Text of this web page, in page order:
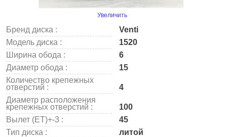
Увеличить
Бренд диска :
Venti
Модель диска :
1520
Ширина обода :
6
Диаметр обода :
15
Количество крепежных
отверстий :
4
Диаметр расположения
крепежных отверстий :
100
Вылет (ET)+-3 :
45
Тип диска :
литой